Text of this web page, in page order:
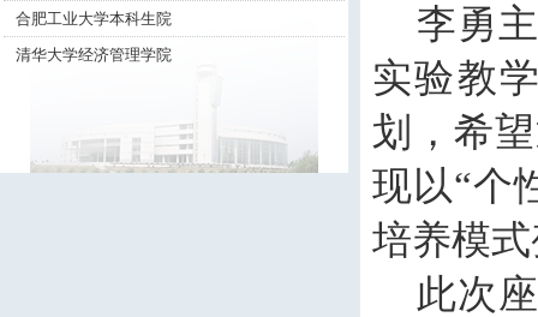
合肥工业大学本科生院
清华大学经济管理学院
李勇
实验教
划，希
现以“个
培养模
此次